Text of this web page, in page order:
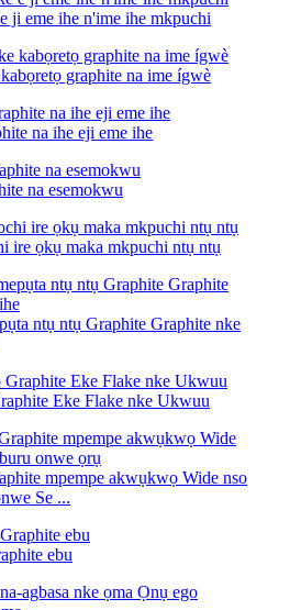
ji eme ihe n'ime ihe mkpuchi
graphite na ime ígwè
na ihe eji eme ihe
na esemokwu
ire ọkụ maka mkpuchi ntụ ntụ
ntụ ntụ Graphite Graphite nke
Eke Flake nke Ukwuu
mpempe akwụkwọ Wide nso
Se ...
ebu